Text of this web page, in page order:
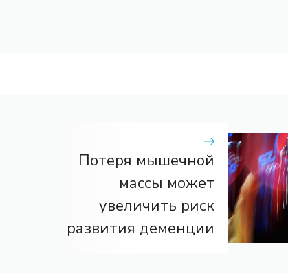
Потеря мышечной
массы может
увеличить риск
развития деменции